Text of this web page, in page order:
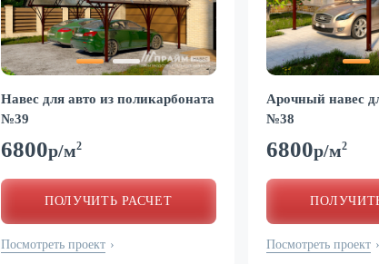
Навес для авто из поликарбоната
№39
6800р/м2
ПОЛУЧИТЬ РАСЧЕТ
Посмотреть проект ›
Арочный навес
№38
6800р/м2
Посмотреть проект ›